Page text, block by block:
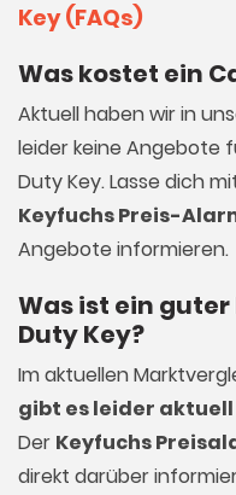
Key (FAQs)
Was kostet ein
Aktuell haben wir in
leider keine Angebote
Duty Key. Lasse dich
Keyfuchs Preis-
Angebote informieren.
Was ist ein
Duty Key?
Im aktuellen
gibt es leider
Der Keyfuchs
direkt darüber